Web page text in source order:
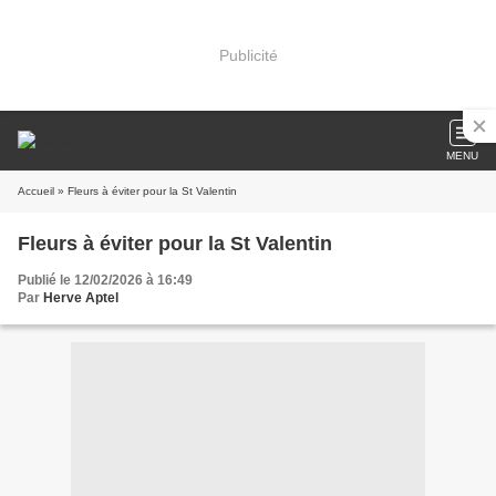
Publicité
MENU
Accueil » Fleurs à éviter pour la St Valentin
Fleurs à éviter pour la St Valentin
Publié le 12/02/2026 à 16:49
Par Herve Aptel